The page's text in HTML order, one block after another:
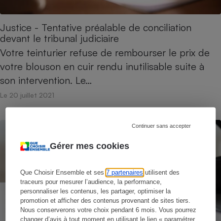
Gérer mes cookies
Que Choisir Ensemble et ses7 partenaires utilisent des
traceurs pour mesurer l’audience, la performance,
personnaliser les contenus, les partager, optimiser la
promotion et afficher des contenus provenant de sites tiers.
Nous conserverons votre choix pendant 6 mois. Vous pourrez
Continuer sans accepter
Justice - Tentative préalable de conciliation
devant le tribunal judiciaire
Votre teinturier refuse de rembourser le prix de
votre blouson en cuir rendu inutilisable suite à
son intervention. Le…
Le 20 juillet 2021